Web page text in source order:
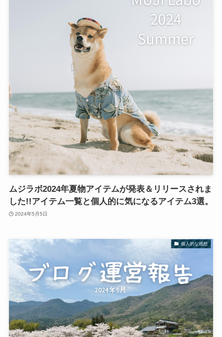
ムジラボ2024年夏物アイテムが発表＆リリースされま
した!!アイテム一覧と個人的に気になるアイテム3選。
2024年5月5日
個人的な感想